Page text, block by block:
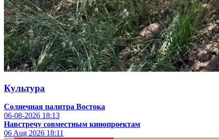
Культура
Солнечная палитра Востока
06-08-2026 18:13
Навстречу совместным кинопроектам
06 Aug 2026 18:11